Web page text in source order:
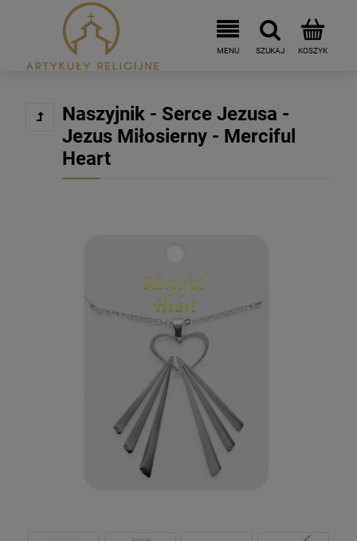
Naszyjnik - Serce Jezusa -
Jezus Miłosierny - Merciful
Heart